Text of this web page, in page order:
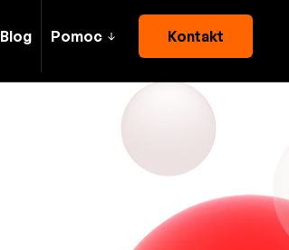
Blog Pomoc Kontakt